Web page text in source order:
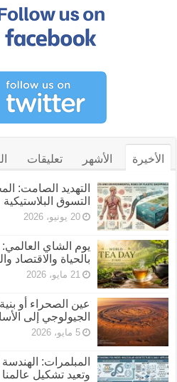
الأخيرة الأشهر تعليقات
التهديد الصامت:
التسوق البلاستيكية
20 يونيو، 2026
يوم الشاي
بالحياة والاقتصاد
21 مايو، 2026
عين الصحراء أو
الجيولوجي إلى
5 مايو، 2026
المبلمرات:
وتعيد تشكيل عالمنا